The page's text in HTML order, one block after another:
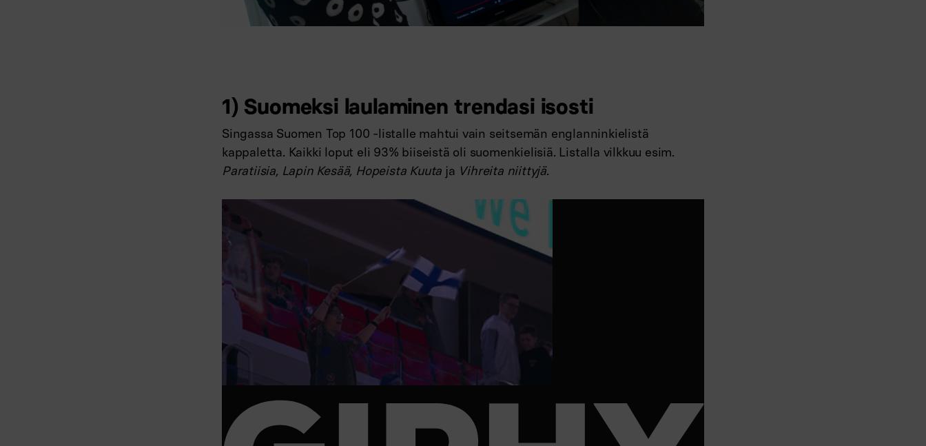
1) Suomeksi laulaminen trendasi isosti
Singassa Suomen Top 100 -listalle mahtui vain seitsemän englanninkielistä
kappaletta. Kaikki loput eli 93% biiseistä oli suomenkielisiä. Listalla vilkkuu esim.
Paratiisia, Lapin Kesää, Hopeista Kuuta ja Vihreita niittyjä.